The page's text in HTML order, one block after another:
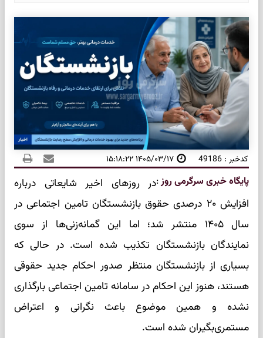
کدخبر : 49186 ۱۴۰۵/۰۳/۱۷ ۱۵:۱۸:۲۲
پایگاه خبری سرگرمی روز:در روزهای اخیر شایعاتی درباره
افزایش ۲۰ درصدی حقوق بازنشستگان تامین اجتماعی در
سال ۱۴۰۵ منتشر شد؛ اما این گمانه‌زنی‌ها از سوی
نمایندگان بازنشستگان تکذیب شده است. در حالی که
بسیاری از بازنشستگان منتظر صدور احکام جدید حقوقی
هستند، هنوز این احکام در سامانه تامین اجتماعی بارگذاری
نشده و همین موضوع باعث نگرانی و اعتراض
مستمری‌بگیران شده است.